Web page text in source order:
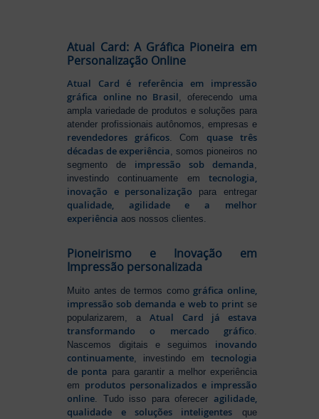
Atual Card: A Gráfica Pioneira em
Personalização Online
Atual Card é referência em impressão
gráfica online no Brasil, oferecendo uma
ampla variedade de produtos e soluções para
atender profissionais autônomos, empresas e
revendedores gráficos. Comquase três
décadas de experiência, somos pioneiros no
segmento de impressão sob demanda,
investindo continuamente em tecnologia,
inovação e personalização para entregar
qualidade, agilidade e a melhor
experiência aos nossos clientes.
Pioneirismo e Inovação em
Impressão personalizada
Muito antes de termos como gráfica online,
impressão sob demanda e web to printse
popularizarem, aAtual Card já estava
transformando o mercado gráfico
Nascemos digitais e seguimos inovando
continuamente , investindo em tecnologia
de ponta para garantir a melhor experiência
em produtos personalizados e impressão
online . Tudo isso para oferecer agilidade,
qualidade e soluções inteligentes que